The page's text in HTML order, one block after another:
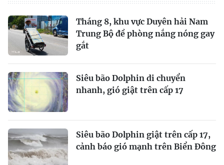
Tháng 8, khu vực Duyên hải Nam
Trung Bộ đề phòng nắng nóng gay
gắt
Siêu bão Dolphin di chuyển
nhanh, gió giật trên cấp 17
Siêu bão Dolphin giật trên cấp 17,
cảnh báo gió mạnh trên Biển Đông